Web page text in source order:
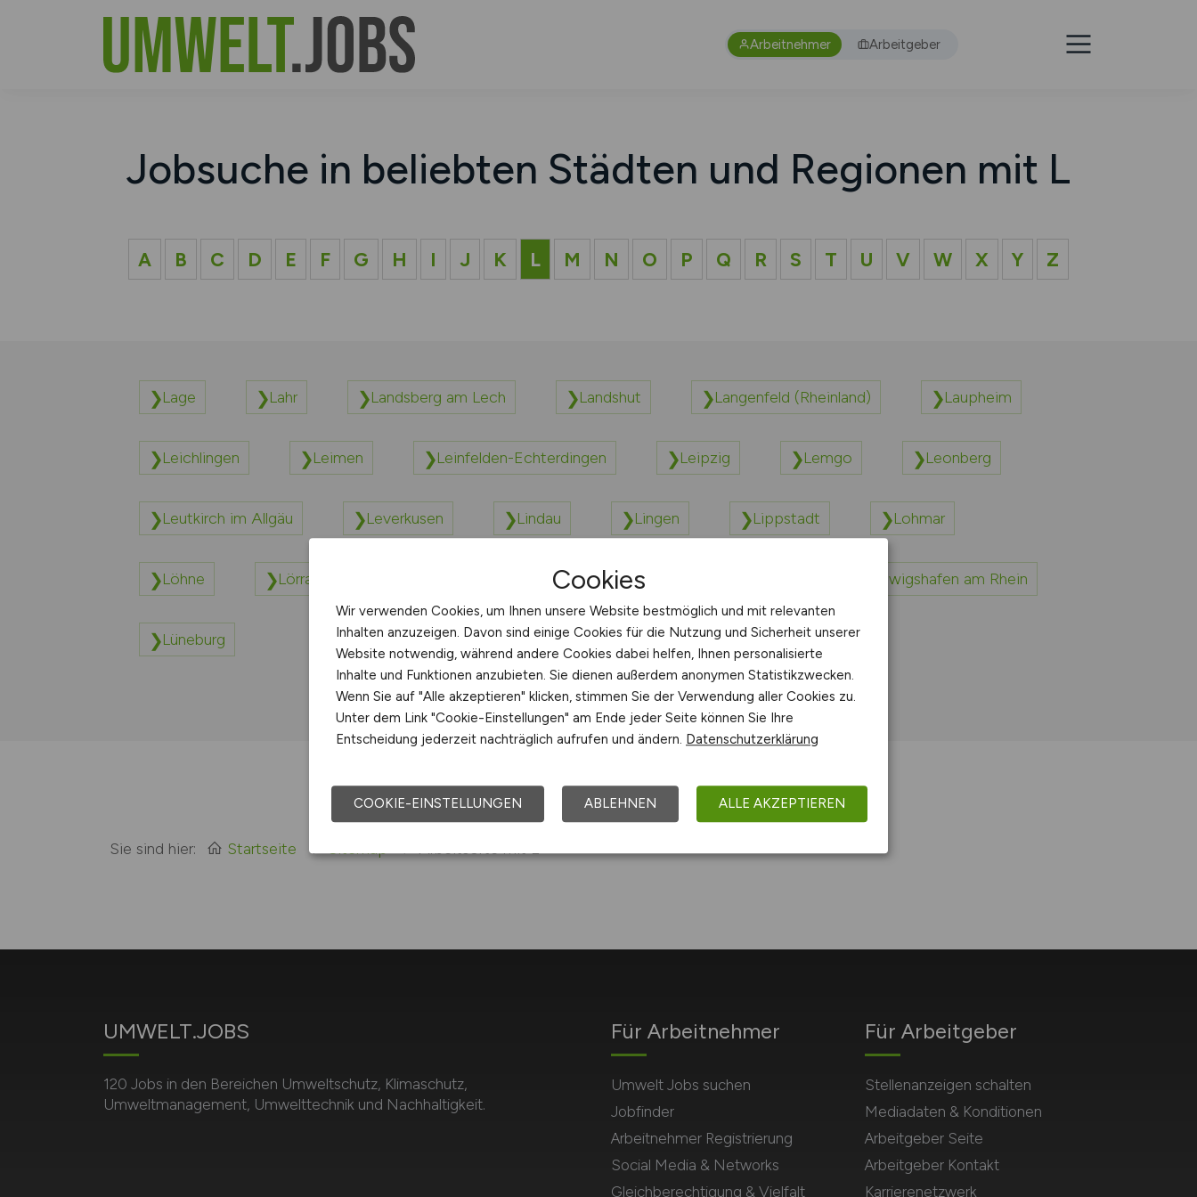
Arbeitnehmer Arbeitgeber
Jobsuche in beliebten Städten und Regionen mit L
A B C D E F G H I J K L M N O P Q R S T U V W X Y Z
Lage Lahr Landsberg am Lech Landshut Langenfeld (Rheinland) Laupheim
Leichlingen Leimen Leinfelden-Echterdingen Leipzig Lemgo Leonberg
Leutkirch im Allgäu Leverkusen Lindau Lingen Lippstadt Lohmar
Löhne Lörrach Lüdenscheid Ludwigshafen am Rhein
Lüneburg
Sie sind hier: Startseite Sitemap Arbeitsorte mit L
UMWELT.JOBS
120 Jobs in den Bereichen Umweltschutz, Klimaschutz,
Umweltmanagement, Umwelttechnik und Nachhaltigkeit.
Für Arbeitnehmer
Umwelt Jobs suchen
Jobfinder
Arbeitnehmer Registrierung
Social Media & Networks
Gleichberechtigung & Vielfalt
Für Arbeitgeber
Stellenanzeigen schalten
Mediadaten & Konditionen
Arbeitgeber Seite
Arbeitgeber Kontakt
Karrierenetzwerk
Cookies
Wir verwenden Cookies, um Ihnen unsere Website bestmöglich und mit relevanten
Inhalten anzuzeigen. Davon sind einige Cookies für die Nutzung und Sicherheit unserer
Website notwendig, während andere Cookies dabei helfen, Ihnen personalisierte
Inhalte und Funktionen anzubieten. Sie dienen außerdem anonymen Statistikzwecken.
Wenn Sie auf "Alle akzeptieren" klicken, stimmen Sie der Verwendung aller Cookies zu.
Unter dem Link "Cookie-Einstellungen" am Ende jeder Seite können Sie Ihre
Entscheidung jederzeit nachträglich aufrufen und ändern. Datenschutzerklärung
COOKIE-EINSTELLUNGEN ABLEHNEN ALLE AKZEPTIEREN